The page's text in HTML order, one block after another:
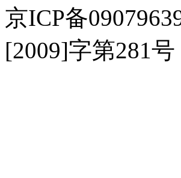
京ICP备
[2009]字第281